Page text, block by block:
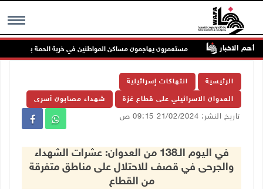
MENU أهم الاخبار مستعمرون يهاجمون مساكن المواطنين في خربة الحمة بالأغوار الشمالية
الرئيسية انتهاكات إسرائيلية
العدوان الاسرائيلي على قطاع غزة شهداء مصابون أسرى
تاريخ النشر: 21/02/2024 09:15 ص
في اليوم الـ138 من العدوان: عشرات الشهداء
والجرحى في قصف للاحتلال على مناطق متفرقة
من القطاع